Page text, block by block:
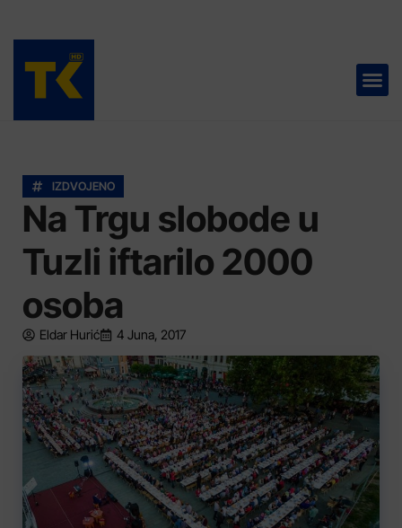
IZDVOJENO
Na Trgu slobode u
Tuzli iftarilo 2000
osoba
Eldar Hurić 4 Juna, 2017